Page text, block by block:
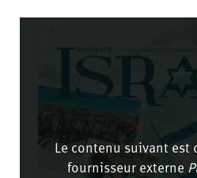
Le contenu suivant est
fournisseur externe